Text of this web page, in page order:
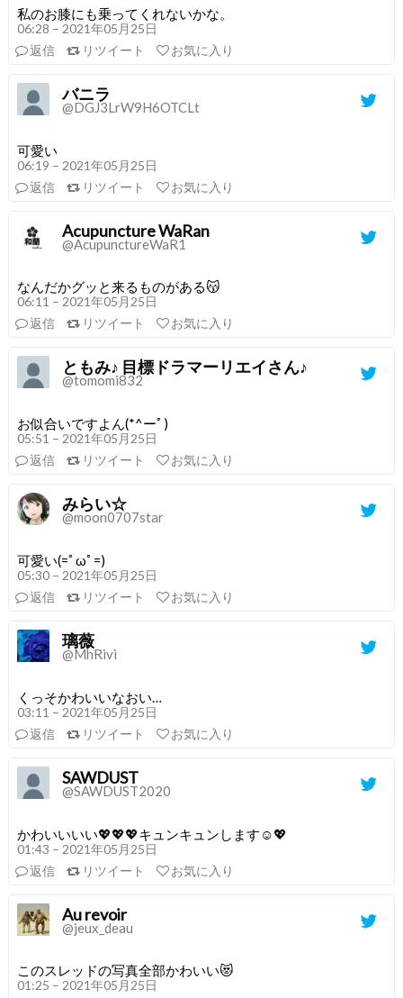
私のお膝にも乗ってくれないかな。
06:28 – 2021年05月25日
返信
リツイート お気に入り
バニラ
@DGJ3LrW9H6OTCLt
可愛い
06:19 – 2021年05月25日
返信
リツイート お気に入り
Acupuncture WaRan
@AcupunctureWaR1
なんだかグッと来るものがある😽
06:11 – 2021年05月25日
返信
リツイート お気に入り
ともみ♪ 目標ドラマーリエイさん♪
@tomomi832
お似合いですよん(*^ーﾟ)
05:51 – 2021年05月25日
返信
リツイート お気に入り
みらい☆
@moon0707star
可愛い(=ﾟωﾟ=)
05:30 – 2021年05月25日
返信
リツイート お気に入り
璃薇
@MhRivi
くっそかわいいなおい…
03:11 – 2021年05月25日
返信
リツイート お気に入り
SAWDUST
@SAWDUST2020
かわいいいい💖💖💖キュンキュンします☺️💖
01:43 – 2021年05月25日
返信
リツイート お気に入り
Au revoir
@jeux_deau
このスレッドの写真全部かわいい😻
01:25 – 2021年05月25日